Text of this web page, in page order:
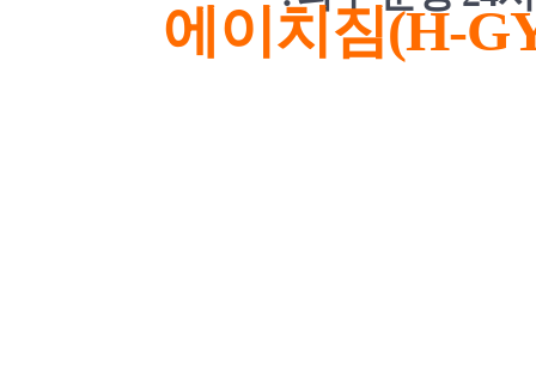
에이치짐(H-